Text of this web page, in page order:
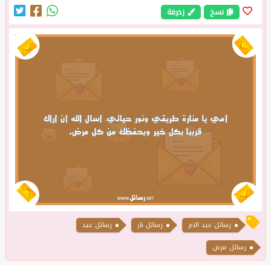
نسخ زخرفة
رسائل عيد الام رسائل نار
رسائل عيد
رسائل مرض